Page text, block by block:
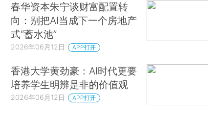
春华资本朱宁谈财富配置转
向：别把AI当成下一个房地产
式“蓄水池”
2026年06月12日 APP打开
香港大学黄劲豪：AI时代更要
培养学生明辨是非的价值观
2026年06月12日 APP打开